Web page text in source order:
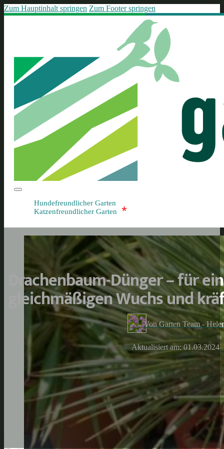
Zum Hauptinhalt springen Zum Footer springen
Hundefreundlicher Garten
Katzenfreundlicher Garten
*
Drachenbaum-Dünger – für
gleichmäßigen Wuchs und
Von Garten Team -
Aktualisiert am: 01.03.2024